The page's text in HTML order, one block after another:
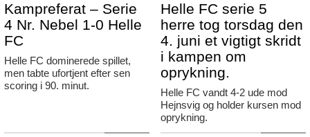
Kampreferat – Serie
4 Nr. Nebel 1-0 Helle
FC
Helle FC dominerede spillet,
men tabte ufortjent efter sen
scoring i 90. minut.
Helle FC serie 5
herre tog torsdag den
4. juni et vigtigt skridt
i kampen om
oprykning.
Helle FC vandt 4-2 ude mod
Hejnsvig og holder kursen mod
oprykning.